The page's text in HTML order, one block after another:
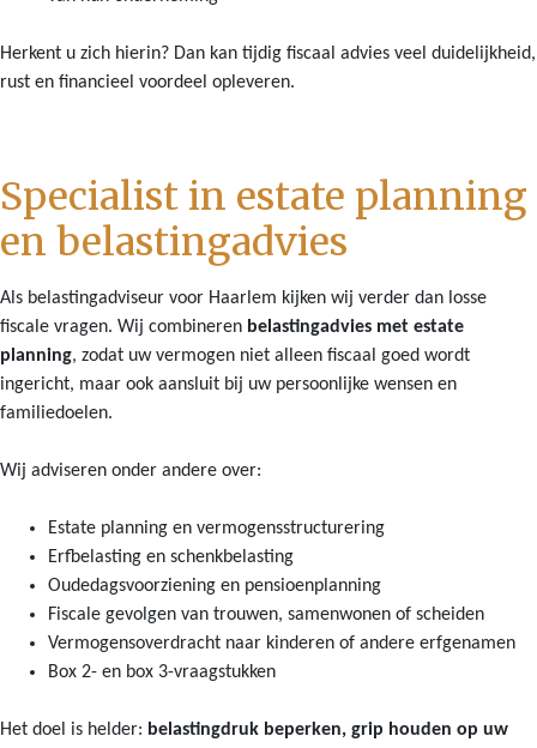
Herkent u zich hierin? Dan kan tijdig fiscaal advies veel duidelijkheid,
rust en financieel voordeel opleveren.
Specialist in estate planning
en belastingadvies
Als belastingadviseur voor Haarlem kijken wij verder dan losse
fiscale vragen. Wij combineren belastingadvies met estate
planning, zodat uw vermogen niet alleen fiscaal goed wordt
ingericht, maar ook aansluit bij uw persoonlijke wensen en
familiedoelen.
Wij adviseren onder andere over:
Estate planning en vermogensstructurering
Erfbelasting en schenkbelasting
Oudedagsvoorziening en pensioenplanning
Fiscale gevolgen van trouwen, samenwonen of scheiden
Vermogensoverdracht naar kinderen of andere erfgenamen
Box 2- en box 3-vraagstukken
Het doel is helder: belastingdruk beperken, grip houden op uw